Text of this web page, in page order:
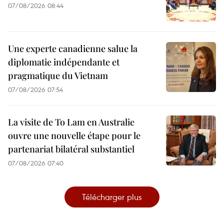
07/08/2026 08:44
Une experte canadienne salue la
diplomatie indépendante et
pragmatique du Vietnam
07/08/2026 07:54
La visite de To Lam en Australie
ouvre une nouvelle étape pour le
partenariat bilatéral substantiel
07/08/2026 07:40
Télécharger plus